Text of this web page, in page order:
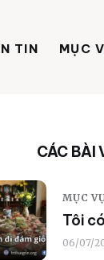
TIN MỤC
CÁC BÀI
MỤC
Tôi
06/07/